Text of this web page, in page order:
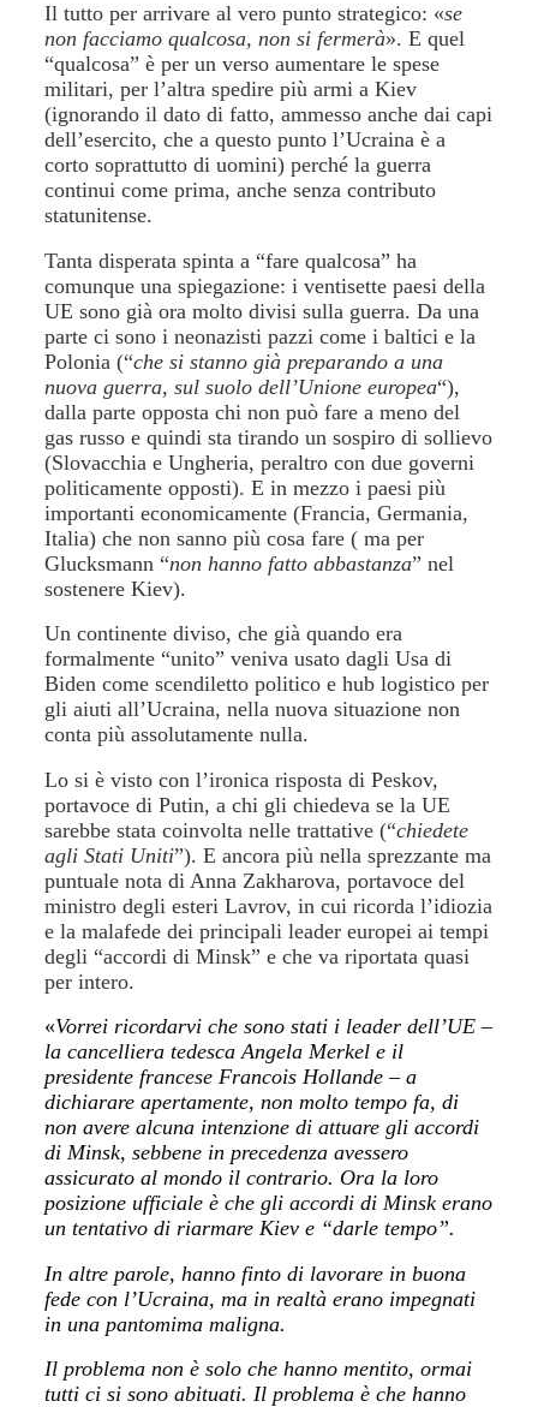
Il tutto per arrivare al vero punto strategico: «se
non facciamo qualcosa, non si fermerà».E quel
“qualcosa” è per un verso aumentare le spese
militari, per l’altra spedire più armi a Kiev
(ignorando il dato di fatto, ammesso anche dai capi
dell’esercito, che a questo punto l’Ucraina è a
corto soprattutto di uomini) perché la guerra
continui come prima, anche senza contributo
statunitense.
Tanta disperata spinta a “fare qualcosa” ha
comunque una spiegazione: i ventisette paesi della
UE sono già ora molto divisi sulla guerra. Da una
parte ci sono i neonazisti pazzi come i baltici e la
Polonia (“che si stanno già preparando a una
nuova guerra, sul suolo dell’Unione europea“),
dalla parte opposta chi non può fare a meno del
gas russo e quindi sta tirando un sospiro di sollievo
(Slovacchia e Ungheria, peraltro con due governi
politicamente opposti). E in mezzo i paesi più
importanti economicamente (Francia, Germania,
Italia) che non sanno più cosa fare ( ma per
Glucksmann “non hanno fatto abbastanza” nel
sostenere Kiev).
Un continente diviso, che già quando era
formalmente “unito” veniva usato dagli Usa di
Biden come scendiletto politico e hub logistico per
gli aiuti all’Ucraina, nella nuova situazione non
conta più assolutamente nulla.
Lo si è visto con l’ironica risposta di Peskov,
portavoce di Putin, a chi gli chiedeva se la UE
sarebbe stata coinvolta nelle trattative (“chiedete
agli Stati Uniti”). E ancora più nella sprezzante ma
puntuale nota di Anna Zakharova, portavoce del
ministro degli esteri Lavrov, in cui ricorda l’idiozia
e la malafede dei principali leader europei ai tempi
degli “accordi di Minsk” e che va riportata quasi
per intero.
«Vorrei ricordarvi che sono stati i leader dell’UE –
la cancelliera tedesca Angela Merkel e il
presidente francese Francois Hollande – a
dichiarare apertamente, non molto tempo fa, di
non avere alcuna intenzione di attuare gli accordi
di Minsk, sebbene in precedenza avessero
assicurato al mondo il contrario. Ora la loro
posizione ufficiale è che gli accordi di Minsk erano
un tentativo di riarmare Kiev e “darle tempo”.
In altre parole, hanno finto di lavorare in buona
fede con l’Ucraina, ma in realtà erano impegnati
in una pantomima maligna.
Il problema non è solo che hanno mentito, ormai
tutti ci si sono abituati. Il problema è che hanno